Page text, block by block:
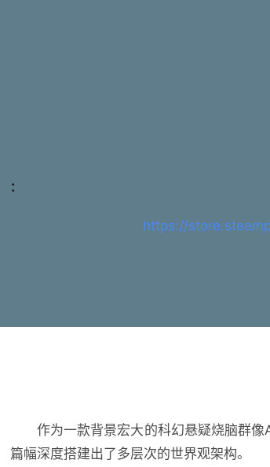
：
https://
作为一款背景宏大的科幻悬疑烧脑群
篇幅深度搭建出了多层次的世界观架构。